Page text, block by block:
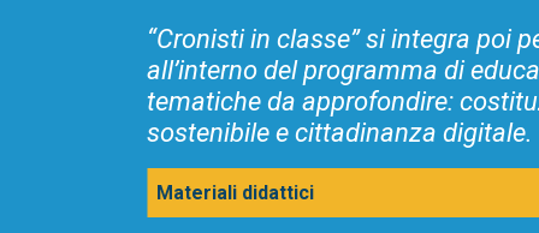
“Cronisti in classe” si integra poi
all’interno del programma di
tematiche da approfondire:
sostenibile e cittadinanza digitale.
Materiali didattici